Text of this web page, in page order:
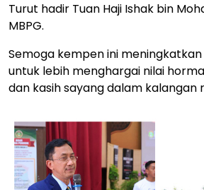
Turut hadir Tuan Haji Ishak bin
MBPG.
Semoga kempen ini
untuk lebih menghargai nilai
dan kasih sayang dalam kalangan